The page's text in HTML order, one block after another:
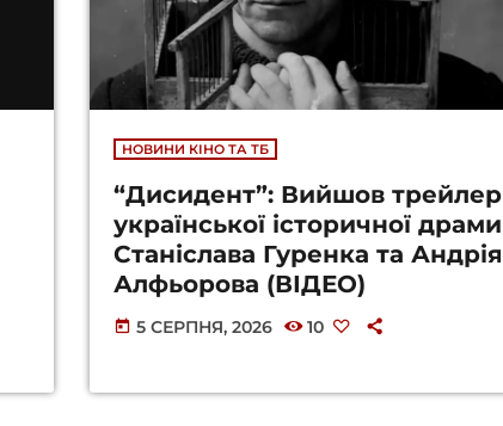
НОВИНИ КІНО ТА ТБ
“Дисидент”: Вийшов трейлер
української історичної драми
Станіслава Гуренка та Андрія
Алфьорова (ВІДЕО)
today 5 СЕРПНЯ, 2026 10